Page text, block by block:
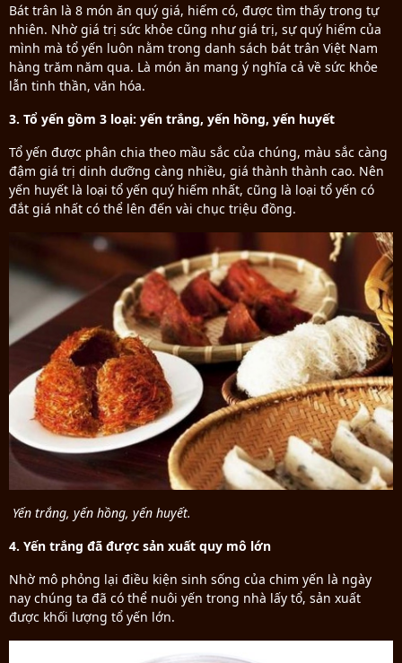
Bát trân là 8 món ăn quý giá, hiếm có, được tìm thấy trong tự
nhiên. Nhờ giá trị sức khỏe cũng như giá trị, sự quý hiếm của
mình mà tổ yến luôn nằm trong danh sách bát trân Việt Nam
hàng trăm năm qua. Là món ăn mang ý nghĩa cả về sức khỏe
lẫn tinh thần, văn hóa.
3. Tổ yến gồm 3 loại: yến trắng, yến hồng, yến huyết
Tổ yến được phân chia theo mầu sắc của chúng, màu sắc càng
đậm giá trị dinh dưỡng càng nhiều, giá thành thành cao. Nên
yến huyết là loại tổ yến quý hiếm nhất, cũng là loại tổ yến có
đắt giá nhất có thể lên đến vài chục triệu đồng.
Yến trắng, yến hồng, yến huyết.
4. Yến trắng đã được sản xuất quy mô lớn
Nhờ mô phỏng lại điều kiện sinh sống của chim yến là ngày
nay chúng ta đã có thể nuôi yến trong nhà lấy tổ, sản xuất
được khối lượng tổ yến lớn.